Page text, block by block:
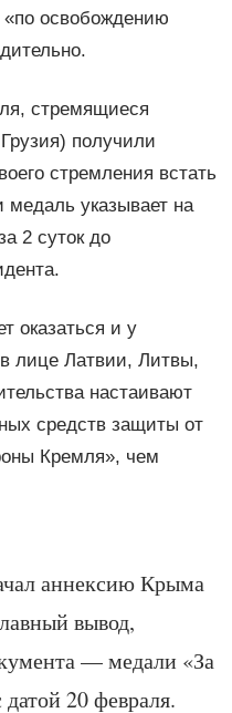
освобождению
стремящиеся
получили
стремления встать
указывает на
2 суток до
оказаться и у
лице Латвии, Литвы,
настаивают
средств защиты от
Кремля», чем
аннексию Крыма
вывод,
— медали «За
20 февраля.